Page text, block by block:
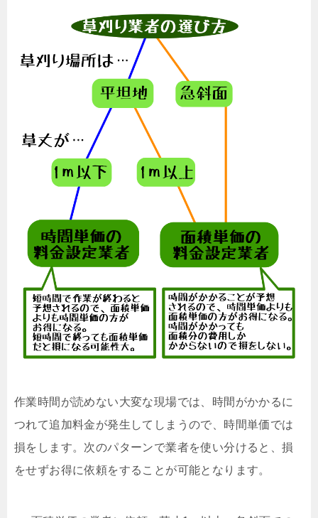
作業時間が読めない大変な現場では、時間がかかるに
つれて追加料金が発生してしまうので、時間単価では
損をします。次のパターンで業者を使い分けると、損
をせずお得に依頼をすることが可能となります。